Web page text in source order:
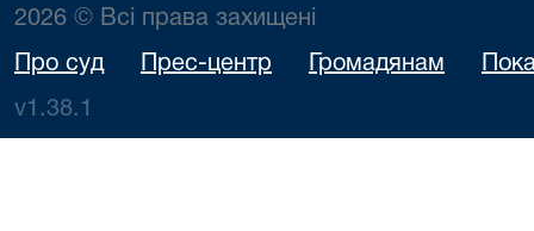
2026 © Всі права захищені
Про суд Прес-центр Громадянам
v1.38.1